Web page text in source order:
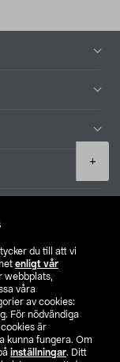
du till att vi
enligt vår
webbplats,
våra
av cookies:
För nödvändiga
är
kunna fungera. Om
inställningar. Ditt
+